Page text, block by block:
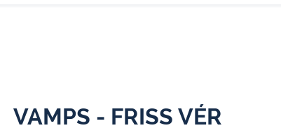
VAMPS - FRISS VÉR